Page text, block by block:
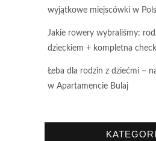
wyjątkowe miejscówki w
Jakie rowery wybraliśmy:
dzieckiem + kompletna
Łeba dla rodzin z dziećmi –
w Apartamencie Bulaj